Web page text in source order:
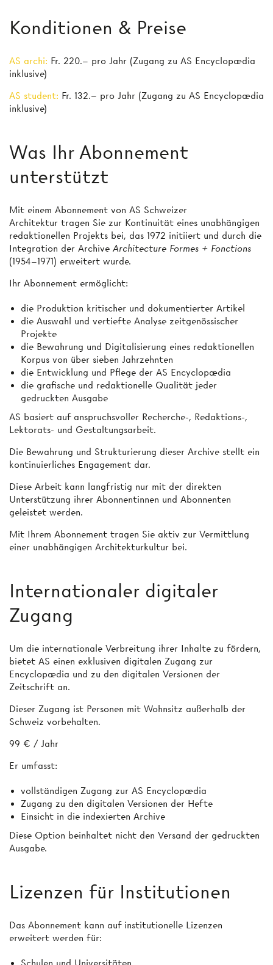
Konditionen & Preise
AS archi: Fr. 220.– pro Jahr (Zugang zu AS Encyclopædia
inklusive)
AS student: Fr. 132.– pro Jahr (Zugang zu AS Encyclopædia
inklusive)
Was Ihr Abonnement
unterstützt
Mit einem Abonnement von AS Schweizer
Architektur tragen Sie zur Kontinuität eines unabhängigen
redaktionellen Projekts bei, das 1972 initiiert und durch die
Integration der Archive Architecture Formes + Fonctions
(1954–1971) erweitert wurde.
Ihr Abonnement ermöglicht:
die Produktion kritischer und dokumentierter Artikel
die Auswahl und vertiefte Analyse zeitgenössischer
Projekte
die Bewahrung und Digitalisierung eines redaktionellen
Korpus von über sieben Jahrzehnten
die Entwicklung und Pflege der AS Encyclopædia
die grafische und redaktionelle Qualität jeder
gedruckten Ausgabe
AS basiert auf anspruchsvoller Recherche-, Redaktions-,
Lektorats- und Gestaltungsarbeit.
Die Bewahrung und Strukturierung dieser Archive stellt ein
kontinuierliches Engagement dar.
Diese Arbeit kann langfristig nur mit der direkten
Unterstützung ihrer Abonnentinnen und Abonnenten
geleistet werden.
Mit Ihrem Abonnement tragen Sie aktiv zur Vermittlung
einer unabhängigen Architekturkultur bei.
Internationaler digitaler
Zugang
Um die internationale Verbreitung ihrer Inhalte zu fördern,
bietet AS einen exklusiven digitalen Zugang zur
Encyclopædia und zu den digitalen Versionen der
Zeitschrift an.
Dieser Zugang ist Personen mit Wohnsitz außerhalb der
Schweiz vorbehalten.
99 € / Jahr
Er umfasst:
vollständigen Zugang zur AS Encyclopædia
Zugang zu den digitalen Versionen der Hefte
Einsicht in die indexierten Archive
Diese Option beinhaltet nicht den Versand der gedruckten
Ausgabe.
Lizenzen für Institutionen
Das Abonnement kann auf institutionelle Lizenzen
erweitert werden für: